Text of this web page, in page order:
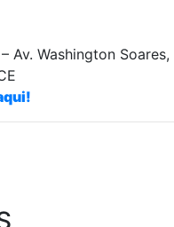
Av. Washington Soares,